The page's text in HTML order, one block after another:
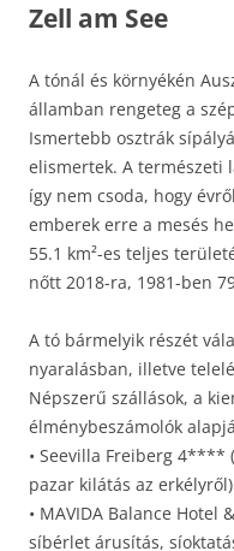
Zell am See
A tónál és környékén
államban rengeteg a
Ismertebb osztrák
elismertek. A természeti
így nem csoda, hogy
emberek erre a mesés
55.1 km²-es teljes
nőtt 2018-ra, 1981-ben
A tó bármelyik részét
nyaralásban, illetve
Népszerű szállások, a
élménybeszámolók
• Seevilla Freiberg 4****
pazar kilátás az erkélyről)
• MAVIDA Balance
síbérlet árusítás,